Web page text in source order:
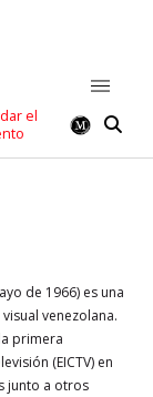
el
de 1966) es una
venezolana.
primera
(EICTV) en
junto a otros